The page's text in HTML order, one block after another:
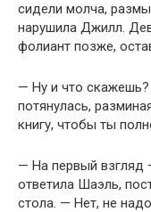
сидели молча,
нарушила Джилл.
фолиант позже,
— Ну и что
потянулась,
книгу, чтобы ты
— На первый взгляд
ответила Шаэль,
стола. — Нет, не